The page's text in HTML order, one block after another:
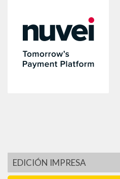
EDICIÓN IMPRESA